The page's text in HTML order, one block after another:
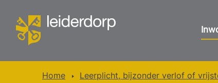
Home Leerplicht, bijzonder verlof of